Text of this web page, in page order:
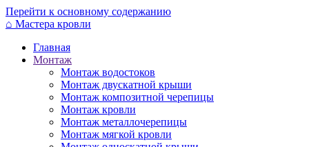
Перейти к основному содержанию
⌂ Мастера кровли
Главная
Монтаж
Монтаж водостоков
Монтаж двускатной крыши
Монтаж композитной черепицы
Монтаж кровли
Монтаж металлочерепицы
Монтаж мягкой кровли